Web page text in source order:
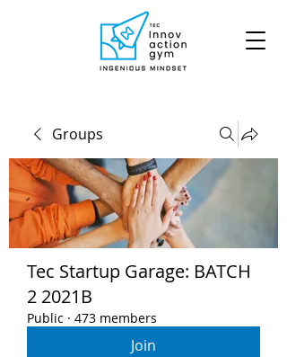
Groups
Tec Startup Garage: BATCH
2 2021B
Public · 473 members
Join